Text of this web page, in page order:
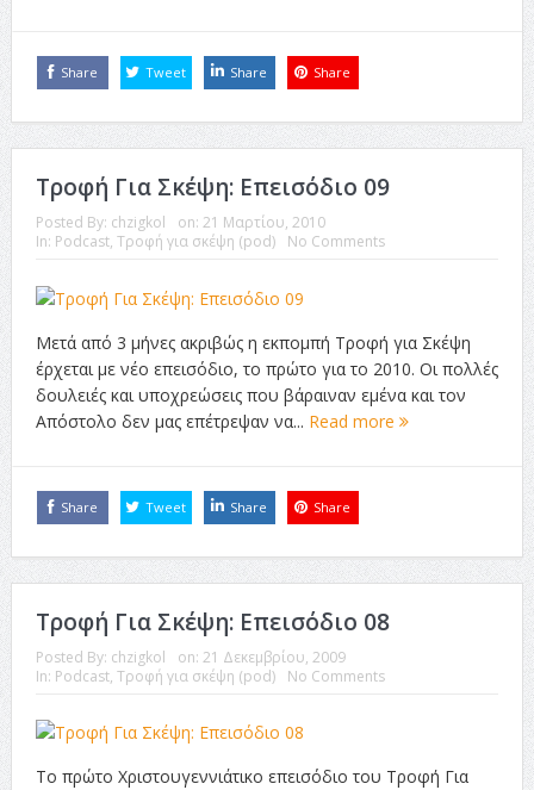
Share Tweet Share Share
Τροφή Για Σκέψη: Επεισόδιο 09
Posted By: chzigkol on: 21 Μαρτίου, 2010
In: Podcast, Τροφή για σκέψη (pod) No Comments
Μετά από 3 μήνες ακριβώς η εκπομπή Τροφή για Σκέψη
έρχεται με νέο επεισόδιο, το πρώτο για το 2010. Οι πολλές
δουλειές και υποχρεώσεις που βάραιναν εμένα και τον
Απόστολο δεν μας επέτρεψαν να... Read more
Share Tweet Share Share
Τροφή Για Σκέψη: Επεισόδιο 08
Posted By: chzigkol on: 21 Δεκεμβρίου, 2009
In: Podcast, Τροφή για σκέψη (pod) No Comments
Το πρώτο Χριστουγεννιάτικο επεισόδιο του Τροφή Για